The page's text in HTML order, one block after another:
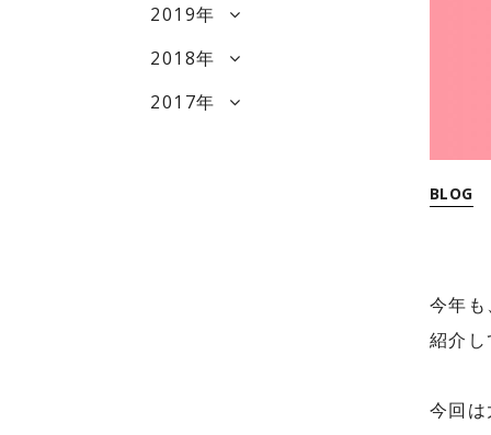
BLOG
今年も
紹介
今回は
2019年
2018年
2017年